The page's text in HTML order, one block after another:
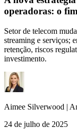
operadoras: o
Setor de telecom
streaming e serviços;
retenção, riscos
investimento.
Aimee Silverwood |
24 de julho de 2025